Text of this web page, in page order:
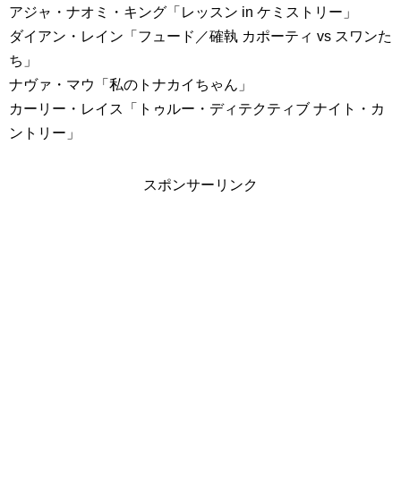
アジャ・ナオミ・キング「レッスン in ケミストリー」
ダイアン・レイン「フュード／確執 カポーティ vs スワンた
ち」
ナヴァ・マウ「私のトナカイちゃん」
カーリー・レイス「トゥルー・ディテクティブ ナイト・カ
ントリー」
スポンサーリンク